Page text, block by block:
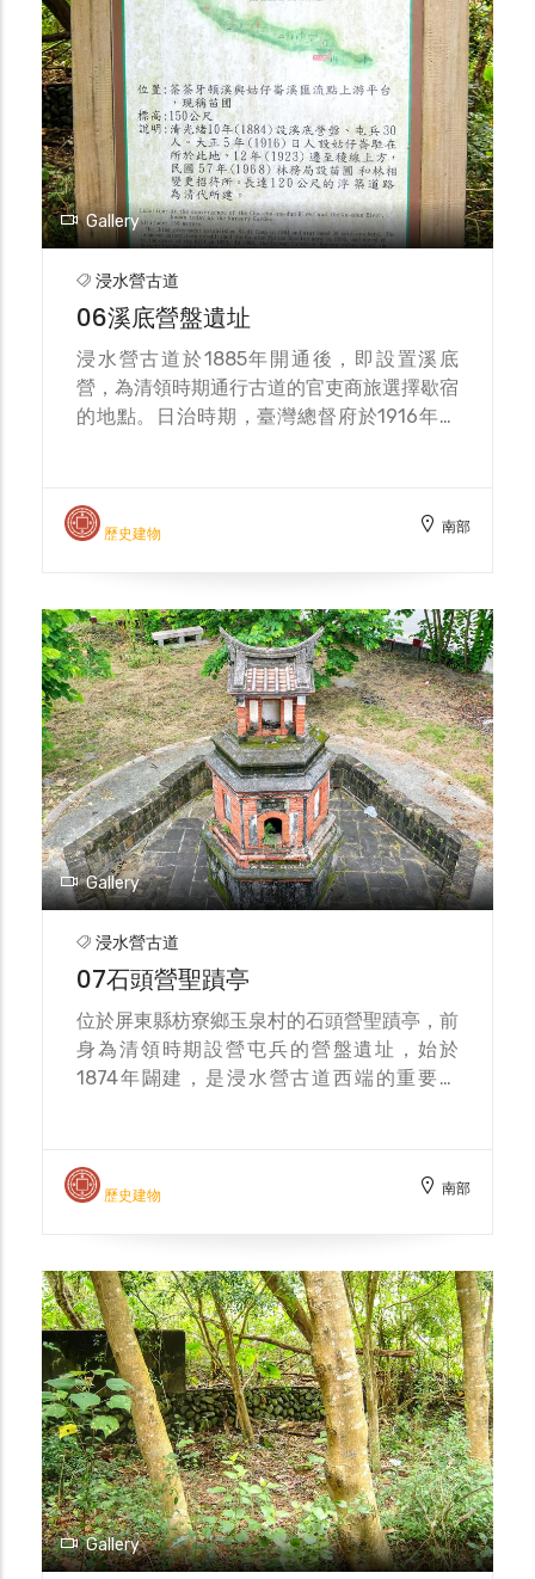
Gallery
浸水營古道
06溪底營盤遺址
浸水營古道於1885年開通後，即設置溪底
營，為清領時期通行古道的官吏商旅選擇歇宿
的地點。日治時期，臺灣總督府於1916年在
則在溪底營設立造林苗圃。
歷史建物 南部
Gallery
浸水營古道
07石頭營聖蹟亭
位於屏東縣枋寮鄉玉泉村的石頭營聖蹟亭，前
身為清領時期設營屯兵的營盤遺址，始於
1874年闢建，是浸水營古道西端的重要入
廢紙集中亭內焚化，表示敬天惜字。時至今
日，石頭營聖蹟亭的造型特殊，下層基座為六
歷史建物 南部
Gallery